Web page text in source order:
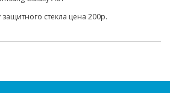
стекла цена 200р.